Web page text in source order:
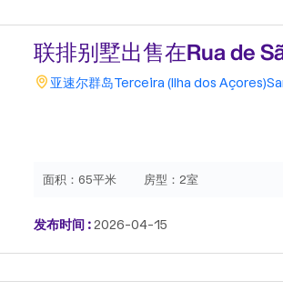
联排别墅出售在Rua de
亚速尔群岛Terceira (Ilha dos Açores)
面积：65平米 房型：2室
发布时间 :2026-04-15